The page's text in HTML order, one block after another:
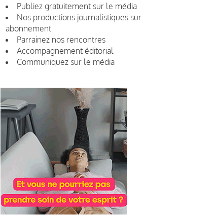
Publiez gratuitement sur le média
Nos productions journalistiques sur
abonnement
Parrainez nos rencontres
Accompagnement éditorial
Communiquez sur le média